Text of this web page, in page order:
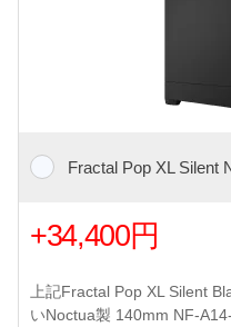
Fractal Pop XL Silent
+34,400円
上記Fractal Pop XL Silent
いNoctua製 140mm NF-